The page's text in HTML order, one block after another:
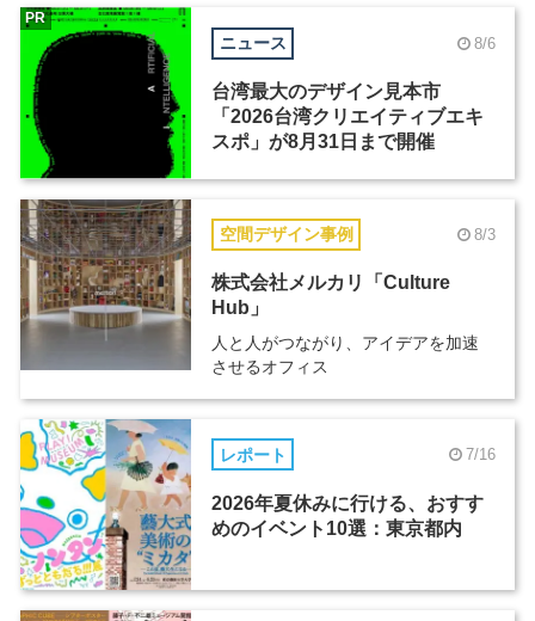
ニュース 8/6
台湾最大のデザイン見本市
「2026台湾クリエイティブエキ
スポ」が8月31日まで開催
PR
空間デザイン事例 8/3
株式会社メルカリ「Culture
Hub」
人と人がつながり、アイデアを加速
させるオフィス
レポート 7/16
2026年夏休みに行ける、おすす
めのイベント10選：東京都内